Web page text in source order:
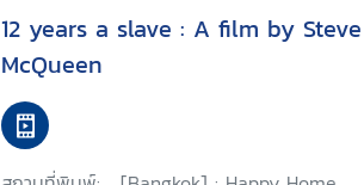
12 years a slave : A film by Steve
McQueen